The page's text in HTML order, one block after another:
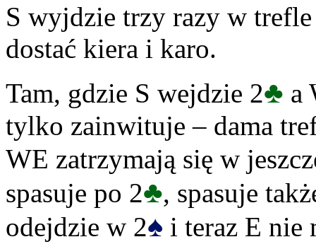
S wyjdzie trzy razy w trefle
dostać kiera i karo.
Tam, gdzie S wejdzie 2♣ a
tylko zainwituje – dama
WE zatrzymają się w
spasuje po 2♣, spasuje
odejdzie w 2♠ i teraz E nie